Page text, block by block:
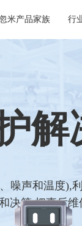
米产品家族 行
解
噪声和温度),
决策,把事后